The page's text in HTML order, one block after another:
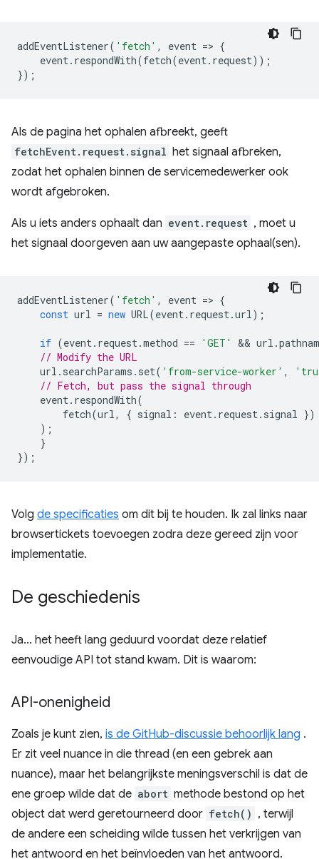
addEventListener( 'fetch' , event => {
event. respondWith(fetch(event. request));
});
Als de pagina het ophalen afbreekt, geeft
fetchEvent.request.signal het signaal afbreken,
zodat het ophalen binnen de servicemedewerker ook
wordt afgebroken.
Als u iets anders ophaalt dan event.request , moet u
het signaal doorgeven aan uw aangepaste ophaal(sen).
addEventListener( 'fetch' , event => {
const url = new URL(event. request.url);
if (event. request.method == 'GET' && url .
// Modify the URL
url . searchParams . set( 'from-service-worker' ,
// Fetch, but pass the signal through
event. respondWith(
fetch(url, { signal : event. request. signal })
);
}
});
Volg de specificaties om dit bij te houden. Ik zal links naar
browsertickets toevoegen zodra deze gereed zijn voor
implementatie.
De geschiedenis
Ja... het heeft lang geduurd voordat deze relatief
eenvoudige API tot stand kwam. Dit is waarom:
API-onenigheid
Zoals je kunt zien, is de GitHub-discussie behoorlijk lang .
Er zit veel nuance in die thread (en een gebrek aan
nuance), maar het belangrijkste meningsverschil is dat de
ene groep wilde dat de abort methode bestond op het
object dat werd geretourneerd door fetch() , terwijl
de andere een scheiding wilde tussen het verkrijgen van
het antwoord en het beïnvloeden van het antwoord.